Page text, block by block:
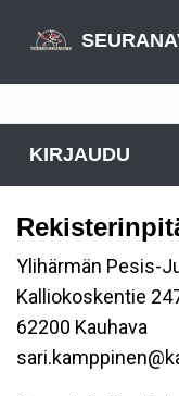
KIRJAUDU
Ylihärmän Pesis-
Kalliokoskentie
62200 Kauhava